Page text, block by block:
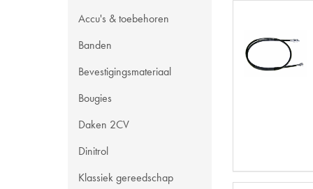
Accu's & toebehoren
Banden
Bevestigingsmateriaal
Bougies
Daken 2CV
Dinitrol
Klassiek gereedschap